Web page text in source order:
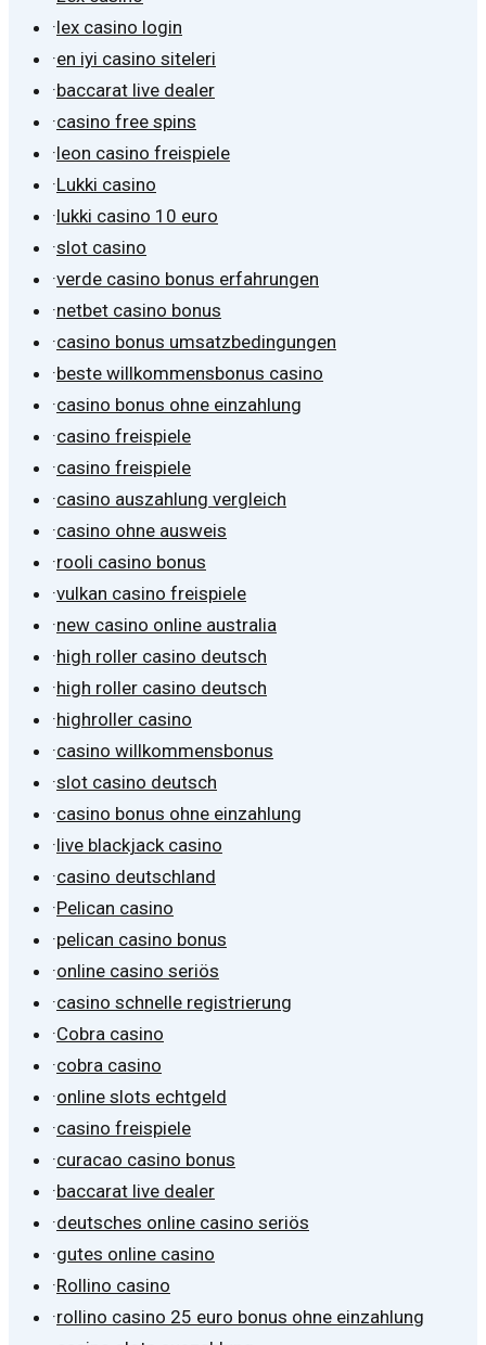
·lex casino login
·en iyi casino siteleri
·baccarat live dealer
·casino free spins
·leon casino freispiele
·Lukki casino
·lukki casino 10 euro
·slot casino
·verde casino bonus erfahrungen
·netbet casino bonus
·casino bonus umsatzbedingungen
·beste willkommensbonus casino
·casino bonus ohne einzahlung
·casino freispiele
·casino freispiele
·casino auszahlung vergleich
·casino ohne ausweis
·rooli casino bonus
·vulkan casino freispiele
·new casino online australia
·high roller casino deutsch
·high roller casino deutsch
·highroller casino
·casino willkommensbonus
·slot casino deutsch
·casino bonus ohne einzahlung
·live blackjack casino
·casino deutschland
·Pelican casino
·pelican casino bonus
·online casino seriös
·casino schnelle registrierung
·Cobra casino
·cobra casino
·online slots echtgeld
·casino freispiele
·curacao casino bonus
·baccarat live dealer
·deutsches online casino seriös
·gutes online casino
·Rollino casino
·rollino casino 25 euro bonus ohne einzahlung